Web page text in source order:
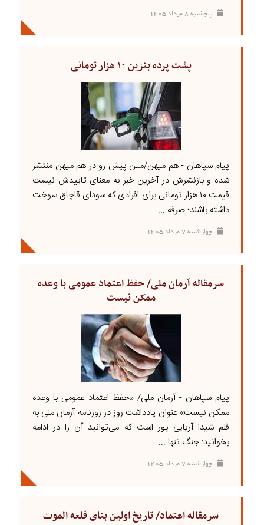
پنجشنبه ۸ مرداد ۱۴۰۵
پشت پرده بنزین ۱۰ هزار تومانی
پیام سپاهان - هم میهن/متن پیش رو در هم میهن منتشر
شده و بازنشرش در آخرین خبر به معنای تاییدش نیست
قیمت ۱۰ هزار تومانی برای افرادی که سودای قاچاق سوخت
داشته باشند؛ صرفه ...
چهارشنبه ۷ مرداد ۱۴۰۵
سرمقاله آرمان ملی/ حفظ اعتماد عمومی با وعده
ممکن نیست
پیام سپاهان - آرمان ملی/ «حفظ اعتماد عمومی با وعده
ممکن نیست» عنوان یادداشت روز در روزنامه آرمان ملی به
قلم شیدا آریایی پور است که می‌توانید آن را در ادامه
بخوانید: جنگ تنها ...
چهارشنبه ۷ مرداد ۱۴۰۵
سرمقاله اعتماد/ تاریخ اولین بنای قلعه الموت